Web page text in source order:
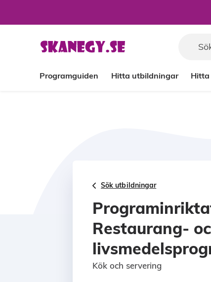
Programguiden Hitta utbildningar Hitta
Sök utbildningar
Restaurang-
Kök och servering